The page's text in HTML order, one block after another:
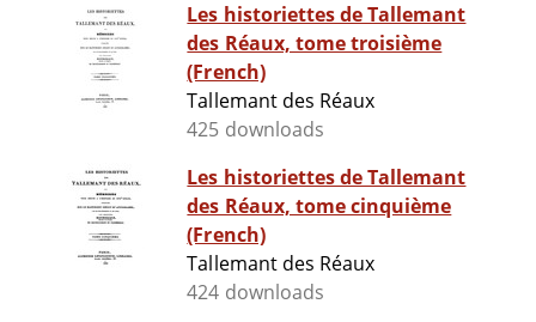
Les historiettes de Tallemant
des Réaux, tome troisième
(French)
Tallemant des Réaux
425 downloads
Les historiettes de Tallemant
des Réaux, tome cinquième
(French)
Tallemant des Réaux
424 downloads